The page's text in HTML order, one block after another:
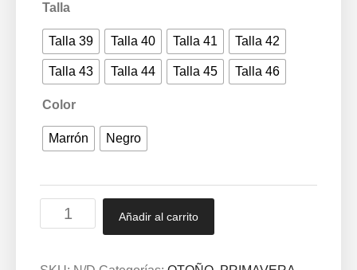
Talla
Talla 39 Talla 40 Talla 41 Talla 42
Talla 43 Talla 44 Talla 45 Talla 46
Color
Marrón Negro
Zapatos
confort
Añadir al carrito